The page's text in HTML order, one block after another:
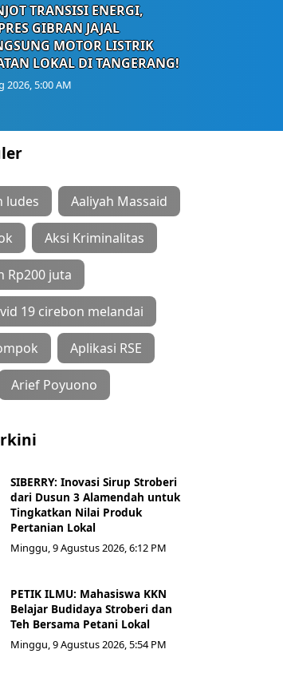
TRANSISI ENERGI,
GIBRAN JAJAL
MOTOR LISTRIK
LOKAL DI TANGERANG!
2026, 5:00 AM
ludes Aaliyah Massaid
Aksi Kriminalitas
Rp200 juta
19 cirebon melandai
Aplikasi RSE
Arief Poyuono
SIBERRY: Inovasi Sirup Stroberi
dari Dusun 3 Alamendah untuk
Tingkatkan Nilai Produk
Pertanian Lokal
Minggu, 9 Agustus 2026, 6:12 PM
PETIK ILMU: Mahasiswa KKN
Belajar Budidaya Stroberi dan
Teh Bersama Petani Lokal
Minggu, 9 Agustus 2026, 5:54 PM